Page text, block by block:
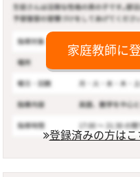
家庭教師に
登録済みの方は